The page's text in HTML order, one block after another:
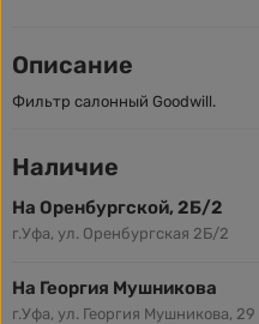
Описание
Фильтр салонный Goodwill.
Наличие
На Оренбургской, 2Б/2
г.Уфа, ул. Оренбургская 2Б/2
На Георгия Мушникова
г.Уфа, ул. Георгия Мушникова, 29